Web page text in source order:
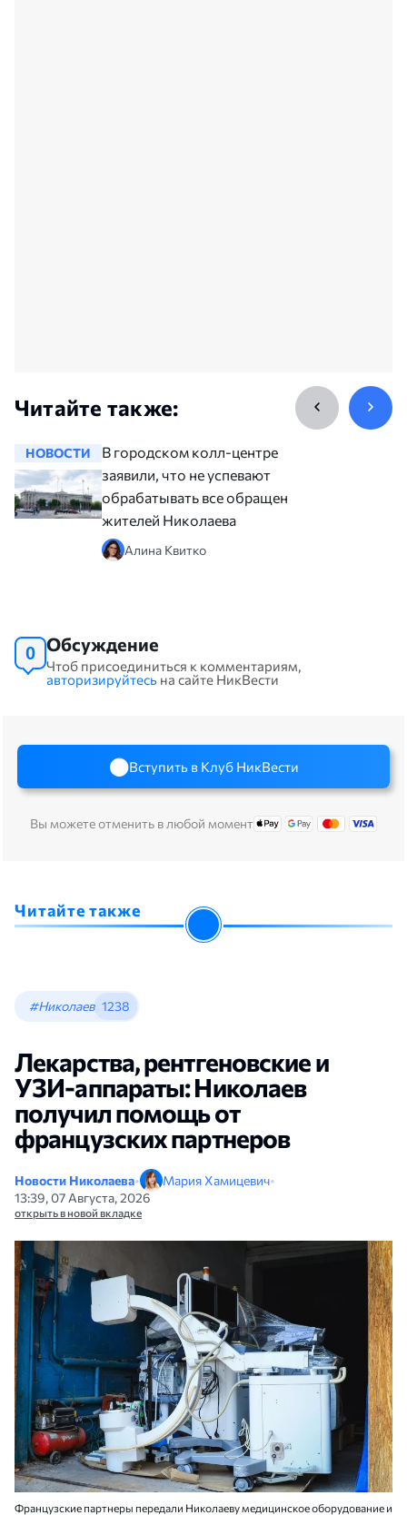
Читайте также:
НОВОСТИ
В городском колл-центре
заявили, что не успевают
обрабатывать все обращения
жителей Николаева
Алина Квитко
0 Обсуждение
Чтоб присоединиться к комментариям,
авторизируйтесь на сайте НикВести
Вступить в Клуб НикВести
Вы можете отменить в любой момент
Читайте также
#Николаев 1238
Лекарства, рентгеновские и
УЗИ-аппараты: Николаев
получил помощь от
французских партнеров
Новости Николаева• Мария Хамицевич•
13:39, 07 Августа, 2026
открыть в новой вкладке
Французские партнеры передали Николаеву медицинское оборудование и